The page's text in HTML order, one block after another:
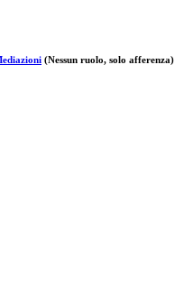
(Nessun ruolo, solo afferenza)